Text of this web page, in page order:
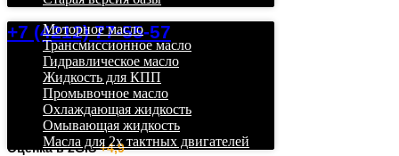
+7 (4212) 77-55-57
Оценка в 2GIS+4,9
Моторное масло
Трансмиссионное масло
Гидравлическое масло
Жидкость для КПП
Промывочное масло
Охлаждающая жидкость
Омывающая жидкость
Масла для 2х тактных двигателей